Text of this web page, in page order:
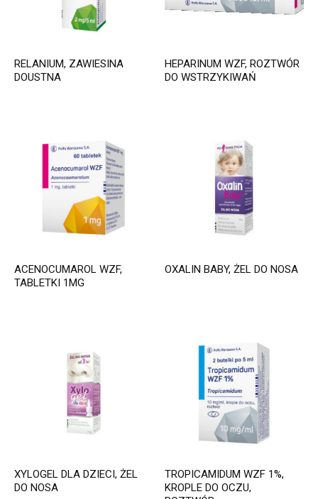
RELANIUM, ZAWIESINA
DOUSTNA
HEPARINUM WZF, ROZTWÓR
DO WSTRZYKIWAŃ
ACENOCUMAROL WZF,
TABLETKI 1MG
OXALIN BABY, ŻEL DO NOSA
XYLOGEL DLA DZIECI, ŻEL
DO NOSA
TROPICAMIDUM WZF 1%,
KROPLE DO OCZU,